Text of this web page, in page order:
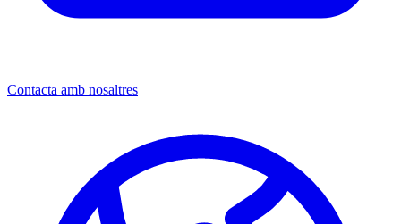
Contacta amb nosaltres